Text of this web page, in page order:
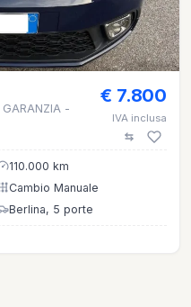
-
€ 7.800
IVA inclusa
110.000 km
Cambio Manuale
Berlina, 5 porte